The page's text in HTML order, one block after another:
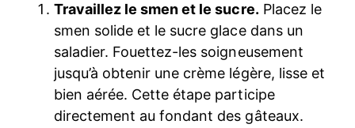
Travaillez le smen et le sucre. Placez le
smen solide et le sucre glace dans un
saladier. Fouettez-les soigneusement
jusqu’à obtenir une crème légère, lisse et
bien aérée. Cette étape participe
directement au fondant des gâteaux.